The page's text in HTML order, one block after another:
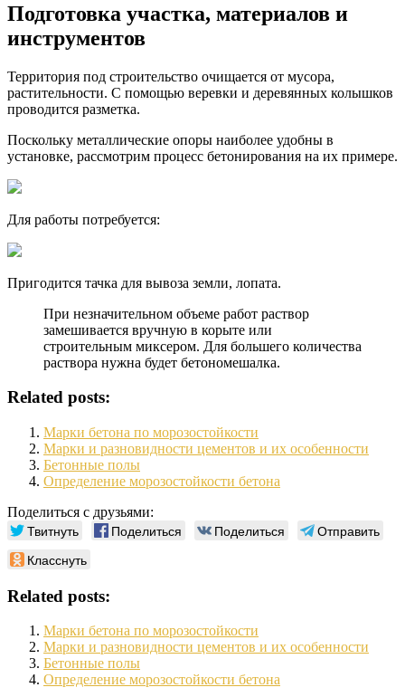
Подготовка участка, материалов и
инструментов
Территория под строительство очищается от мусора,
растительности. С помощью веревки и деревянных колышков
проводится разметка.
Поскольку металлические опоры наиболее удобны в
установке, рассмотрим процесс бетонирования на их примере.
Для работы потребуется:
Пригодится тачка для вывоза земли, лопата.
При незначительном объеме работ раствор
замешивается вручную в корыте или
строительным миксером. Для большего количества
раствора нужна будет бетономешалка.
Related posts:
Марки бетона по морозостойкости
Марки и разновидности цементов и их особенности
Бетонные полы
Определение морозостойкости бетона
Поделиться с друзьями:
Твитнуть Поделиться Поделиться
Отправить
Класснуть
Related posts:
Марки бетона по морозостойкости
Марки и разновидности цементов и их особенности
Бетонные полы
Определение морозостойкости бетона